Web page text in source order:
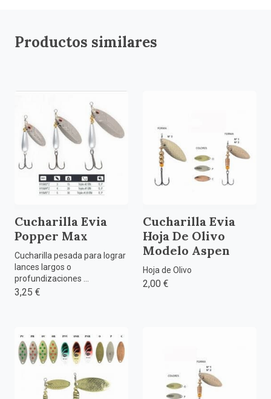
Productos similares
Cucharilla Evia
Popper Max
Cucharilla pesada para lograr
lances largos o
profundizaciones ...
3,25 €
Cucharilla Evia
Hoja De Olivo
Modelo Aspen
Hoja de Olivo
2,00 €